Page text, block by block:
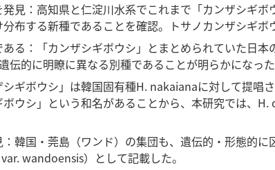
見：高知県と仁淀川水系でこれまで「カンザシギボ
布する新種であることを確認。トサノカンザシギ
る：「カンザシギボウシ」とまとめられていた日
伝的に明瞭に異なる別種であることが明らかになった
ギボウシ」は韓国固有種H. nakaianaに対して提唱
ボウシ」という和名があることから、本研究では、
韓国・莞島（ワンド）の集団も、遺伝的・形態的
wandoensis）として記載した。